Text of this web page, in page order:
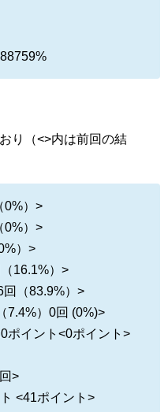
り（<>内は前回の結
0%）>
0%）>
）>
16.1%）>
回（83.9%）>
7.4%）0回 (0%)>
ポイント<0ポイント>
>
<41ポイント>